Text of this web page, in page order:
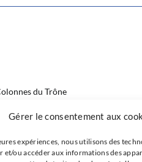
Gérer le consentement aux
expériences, nous utilisons des
et/ou accéder aux informations des
du Trône